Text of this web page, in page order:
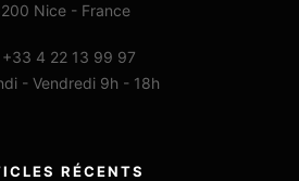
Nice - France
+33 4 22 13 99 97
- Vendredi 9h - 18h
RÉCENTS